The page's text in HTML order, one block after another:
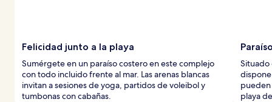
Felicidad junto a la playa
Sumérgete en un paraíso costero en este complejo
con todo incluido frente al mar. Las arenas blancas
invitan a sesiones de yoga, partidos de voleibol y
tumbonas con cabañas.
Situado
pueden
playa